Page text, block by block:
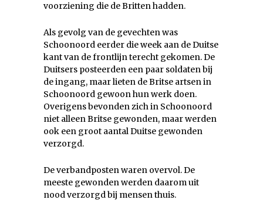
voorziening die de Britten hadden.
Als gevolg van de gevechten was
Schoonoord eerder die week aan de Duitse
kant van de frontlijn terecht gekomen. De
Duitsers posteerden een paar soldaten bij
de ingang, maar lieten de Britse artsen in
Schoonoord gewoon hun werk doen.
Overigens bevonden zich in Schoonoord
niet alleen Britse gewonden, maar werden
ook een groot aantal Duitse gewonden
verzorgd.
De verbandposten waren overvol. De
meeste gewonden werden daarom uit
nood verzorgd bij mensen thuis.